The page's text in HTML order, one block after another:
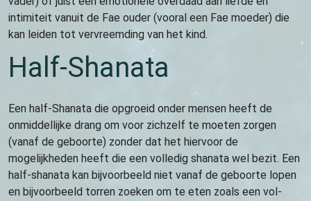
intimiteit vanuit de Fae ouder (vooral een Fae moeder) die
kan leiden tot vervreemding van het kind.
Half-Shanata
Een half-Shanata die opgroeid onder mensen heeft de
onmiddellijke drang om voor zichzelf te moeten zorgen
(vanaf de geboorte) zonder dat het hiervoor de
mogelijkheden heeft die een volledig shanata wel bezit. Een
half-shanata kan bijvoorbeeld niet vanaf de geboorte lopen
en bijvoorbeeld torren zoeken om te eten zoals een vol-